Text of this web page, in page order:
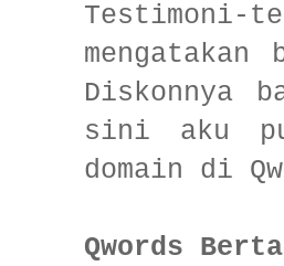
mengatakan
Diskonnya
sini aku
domain di
Qwords